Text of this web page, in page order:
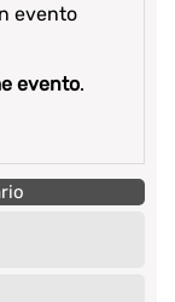
evento
evento.